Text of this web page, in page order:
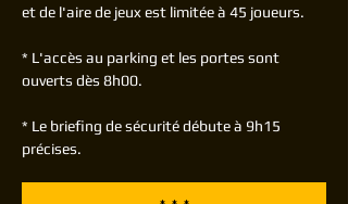
et de l'aire de jeux est limitée à 45 joueurs.
* L'accès au parking et les portes sont
ouverts dès 8h00.
* Le briefing de sécurité débute à 9h15
précises.